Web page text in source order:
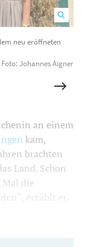
neu eröffneten
Foto: Johannes Aigner
an einem
kam,
brachten
Land. Schon
Mal die
erzählt er.